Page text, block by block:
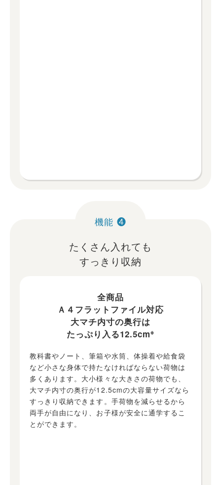
機能 ❹
たくさん入れても
すっきり収納
全商品
Ａ４フラットファイル対応
大マチ内寸の奥行は
たっぷり入る12.5cm※
教科書やノート、筆箱や水筒、体操着や給食袋
など小さな身体で持たなければならない荷物は
多くあります。大小様々な大きさの荷物でも、
大マチ内寸の奥行が12.5cmの大容量サイズなら
すっきり収納できます。手荷物を減らせるから
両手が自由になり、お子様が安全に通学するこ
とができます。